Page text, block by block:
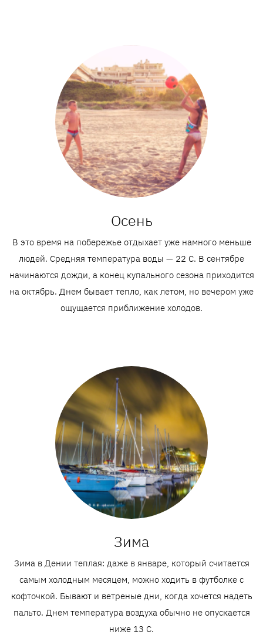
Осень
В это время на побережье отдыхает уже намного меньше
людей. Средняя температура воды — 22 C. В сентябре
начинаются дожди, а конец купального сезона приходится
на октябрь. Днем бывает тепло, как летом, но вечером уже
ощущается приближение холодов.
Зима
Зима в Дении теплая: даже в январе, который считается
самым холодным месяцем, можно ходить в футболке с
кофточкой. Бывают и ветреные дни, когда хочется надеть
пальто. Днем температура воздуха обычно не опускается
ниже 13 C.